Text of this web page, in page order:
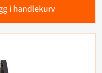
i handlekurv